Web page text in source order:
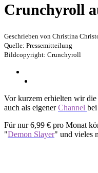
Crunchyroll
Geschrieben von Christina
Quelle: Pressemitteilung
Bildcopyright: Crunchyroll
Vor kurzem erhielten wir
auch als eigenerChannel
Für nur 6,99 € pro Monat
"Demon Slayer" und vieles